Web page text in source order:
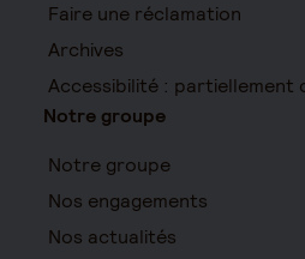
Faire une réclamation
Archives
Accessibilité : partiellement
Notre groupe
Notre groupe
Nos engagements
Nos actualités